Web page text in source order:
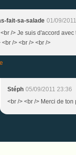
fait-sa-salade 01/09/
/> Je suis d'accord
<br /> <br /> <br />
Stéph 05/09/2011 23:36
<br /> <br /> Merci de ton